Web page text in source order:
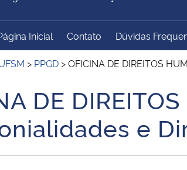
Ministério do Turismo
Gabinete de Segurança
Institucional
Principal do Sítio
Inicial Contato Dúvidas
> PPGD >OFICINA DE DIREITOS
DE
e